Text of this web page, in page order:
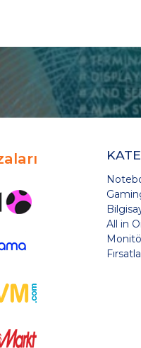
All in